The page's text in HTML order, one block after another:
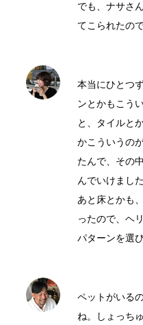
でも、ナサさ
てこられたの
本当にひとつ
ンとかもこう
と、タイルと
かこういうの
たんで、その
んでいけました
あと床とかも
ったので、ヘ
パターンを選
ペットがいる
ね。しょっち